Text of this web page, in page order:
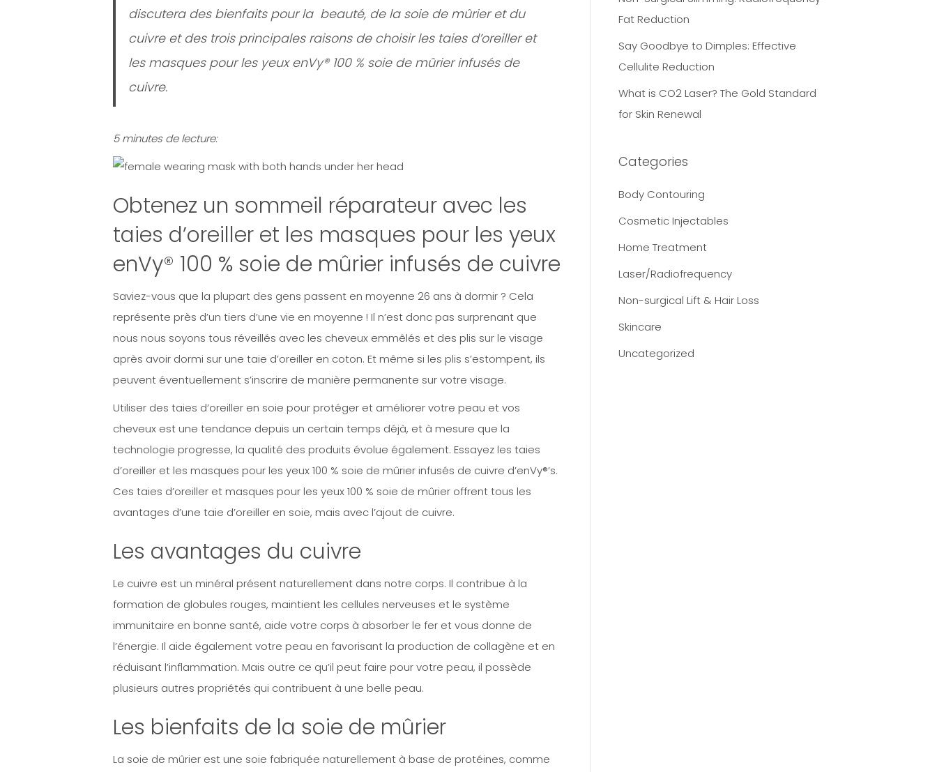
discutera des bienfaits pour la beauté, de la soie de mûrier et du
cuivre et des trois principales raisons de choisir les taies d’oreiller et
les masques pour les yeux enVy® 100 % soie de mûrier infusés de
cuivre.
5 minutes de lecture:
Obtenez un sommeil réparateur avec les
taies d’oreiller et les masques pour les yeux
enVy® 100 % soie de mûrier infusés de cuivre
Saviez-vous que la plupart des gens passent en moyenne 26 ans à dormir ? Cela
représente près d’un tiers d’une vie en moyenne ! Il n’est donc pas surprenant que
nous nous soyons tous réveillés avec les cheveux emmêlés et des plis sur le visage
après avoir dormi sur une taie d’oreiller en coton. Et même si les plis s’estompent, ils
peuvent éventuellement s’inscrire de manière permanente sur votre visage.
Utiliser des taies d’oreiller en soie pour protéger et améliorer votre peau et vos
cheveux est une tendance depuis un certain temps déjà, et à mesure que la
technologie progresse, la qualité des produits évolue également. Essayez les taies
d’oreiller et les masques pour les yeux 100 % soie de mûrier infusés de cuivre d’enVy®’s.
Ces taies d’oreiller et masques pour les yeux 100 % soie de mûrier offrent tous les
avantages d’une taie d’oreiller en soie, mais avec l’ajout de cuivre.
Les avantages du cuivre
Le cuivre est un minéral présent naturellement dans notre corps. Il contribue à la
formation de globules rouges, maintient les cellules nerveuses et le système
immunitaire en bonne santé, aide votre corps à absorber le fer et vous donne de
l’énergie. Il aide également votre peau en favorisant la production de collagène et en
réduisant l’inflammation. Mais outre ce qu’il peut faire pour votre peau, il possède
plusieurs autres propriétés qui contribuent à une belle peau.
Les bienfaits de la soie de mûrier
La soie de mûrier est une soie fabriquée naturellement à base de protéines, comme
Fat Reduction
Say Goodbye to Dimples: Effective
Cellulite Reduction
What is CO2 Laser? The Gold Standard
for Skin Renewal
Categories
Body Contouring
Cosmetic Injectables
Home Treatment
Laser/Radiofrequency
Non-surgical Lift & Hair Loss
Skincare
Uncategorized